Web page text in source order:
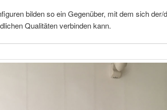
bilden so ein Gegenüber, mit dem sich
Qualitäten verbinden kann.